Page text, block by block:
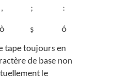
, ; :
ò ṣ ó
tape toujours en
de base non
le